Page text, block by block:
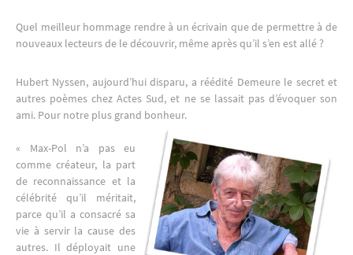
Quel meilleur hommage rendre à un écrivain que de permettre à de
nouveaux lecteurs de le découvrir, même après qu’il s’en est allé ?
Hubert Nyssen, aujourd’hui disparu, a réédité Demeure le secret et
autres poèmes chez Actes Sud, et ne se lassait pas d’évoquer son
ami. Pour notre plus grand bonheur.
« Max-Pol n’a pas eu
comme créateur, la part
de reconnaissance et la
célébrité qu’il méritait,
parce qu’il a consacré sa
vie à servir la cause des
autres. Il déployait une